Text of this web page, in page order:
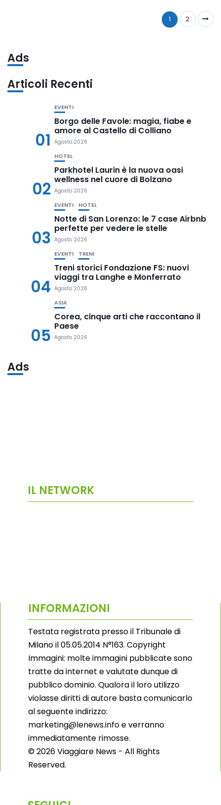
1 2
Ads
Articoli Recenti
01
EVENTI
Borgo delle Favole: magia, fiabe e
amore al Castello di Colliano
Agosto 2026
02
HOTEL
Parkhotel Laurin è la nuova oasi
wellness nel cuore di Bolzano
Agosto 2026
03
EVENTI HOTEL
Notte di San Lorenzo: le 7 case Airbnb
perfette per vedere le stelle
Agosto 2026
04
EVENTI TRENI
Treni storici Fondazione FS: nuovi
viaggi tra Langhe e Monferrato
Agosto 2026
05
ASIA
Corea, cinque arti che raccontano il
Paese
Agosto 2026
Ads
IL NETWORK
INFORMAZIONI
Testata registrata presso il Tribunale di
Milano il 05.05.2014 N°163. Copyright
Immagini: molte immagini pubblicate sono
tratte da internet e valutate dunque di
pubblico dominio. Qualora il loro utilizzo
violasse diritti di autore basta comunicarlo
al seguente indirizzo:
marketing@lenews.info e verranno
immediatamente rimosse.
© 2026 Viaggiare News - All Rights
Reserved.